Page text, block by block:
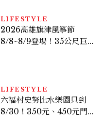
LIFESTYLE
2026高雄旗津風箏節
8/8~8/9登場！35公尺巨大
LIFESTYLE
六福村史努比水樂園只到
8/30！350元、450元門票